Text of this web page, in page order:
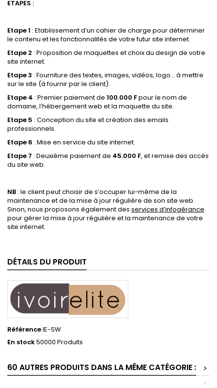
ETAPES :
Etape 1 : Etablissement d’un cahier de charge pour déterminer
le contenu et les fonctionnalités de votre futur site internet.
Etape 2 : Proposition de maquettes et choix du design de votre
site internet.
Etape 3 : Fourniture des textes, images, vidéos, logo… à mettre
sur le site (à fournir par le client).
Etape 4 : Premier paiement de 100.000 Fpour le nom de
domaine, l’hébergement web et la maquette du site.
Etape 5 : Conception du site et création des emails
professionnels.
Etape 6 : Mise en service du site internet.
Etape 7 : Deuxième paiement de 45.000 F, et remise des accès
du site web.
NB : le client peut choisir de s’occuper lui-même de la
maintenance et de la mise à jour régulière de son site web.
Sinon, nous proposons également des services d’infogérance
pour gérer la mise à jour régulière et la maintenance de votre
site internet.
DÉTAILS DU PRODUIT
RéférenceIE-SW
En stock50000 Produits
60 AUTRES PRODUITS DANS LA MÊME CATÉGORIE :
>
<